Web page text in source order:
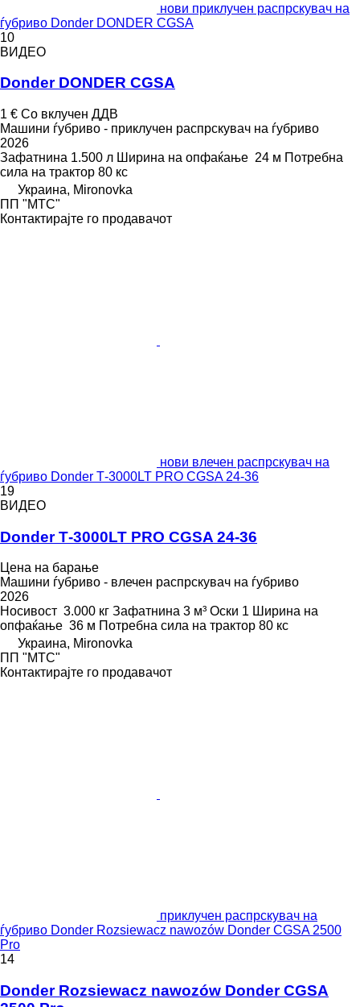
нови приклучен распрскувач на
ѓубриво Donder DONDER CGSA
10
ВИДЕО
Donder DONDER CGSA
1 € Со вклучен ДДВ
Машини ѓубриво - приклучен распрскувач на ѓубриво
2026
Зафатнина 1.500 л Ширина на опфаќање 24 м Потребна
сила на трактор 80 кс
Украина, Mironovka
ПП "МТС"
Контактирајте го продавачот
нови влечен распрскувач на
ѓубриво Donder Т-3000LT PRO CGSA 24-36
19
ВИДЕО
Donder Т-3000LT PRO CGSA 24-36
Цена на барање
Машини ѓубриво - влечен распрскувач на ѓубриво
2026
Носивост 3.000 кг Зафатнина 3 м³ Оски 1 Ширина на
опфаќање 36 м Потребна сила на трактор 80 кс
Украина, Mironovka
ПП "МТС"
Контактирајте го продавачот
приклучен распрскувач на
ѓубриво Donder Rozsiewacz nawozów Donder CGSA 2500
Pro
14
Donder Rozsiewacz nawozów Donder CGSA